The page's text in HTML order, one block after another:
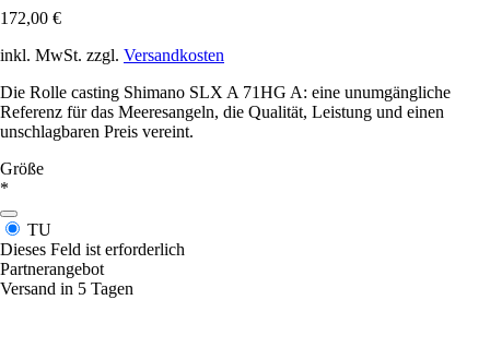
172,00 €
inkl. MwSt. zzgl. Versandkosten
Die Rolle casting Shimano SLX A 71HG A: eine unumgängliche
Referenz für das Meeresangeln, die Qualität, Leistung und einen
unschlagbaren Preis vereint.
Größe
*
TU
Dieses Feld ist erforderlich
Partnerangebot
Versand in 5 Tagen